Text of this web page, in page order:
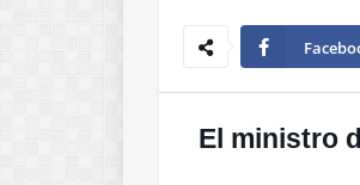
El ministro